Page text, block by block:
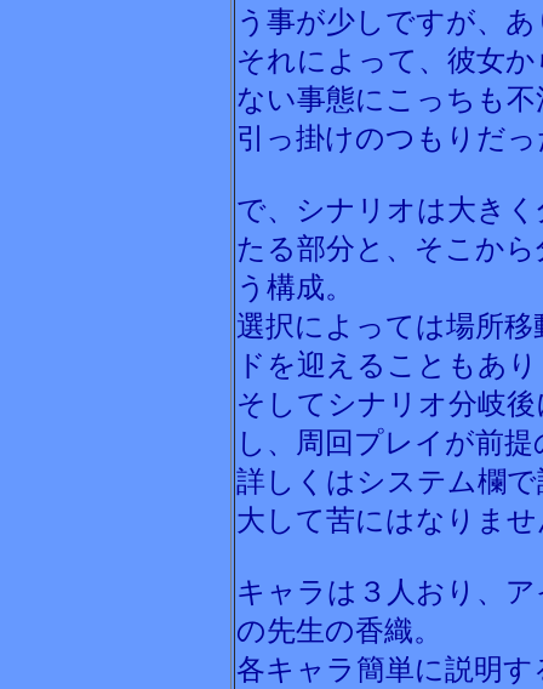
う事が少しですが、
それによって、彼女
ない事態にこっちも
引っ掛けのつもりだ
で、シナリオは大き
たる部分と、そこか
う構成。
選択によっては場所
ドを迎えることもあ
そしてシナリオ分岐
し、周回プレイが前
詳しくはシステム欄
大して苦にはなりま
キャラは３人おり、
の先生の香織。
各キャラ簡単に説明